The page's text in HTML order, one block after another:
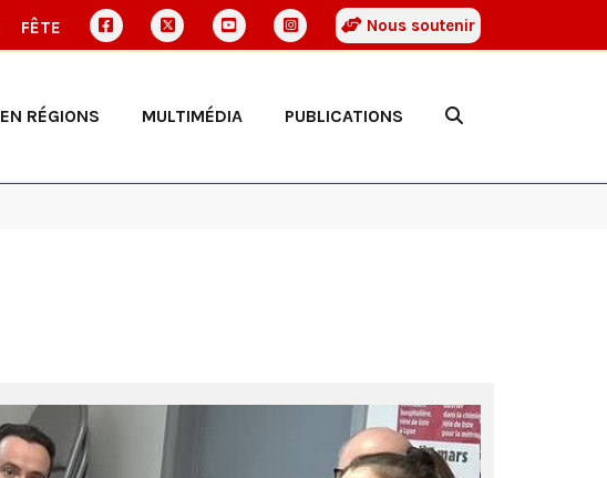
FÊTE Nous soutenir
EN RÉGIONS MULTIMÉDIA PUBLICATIONS